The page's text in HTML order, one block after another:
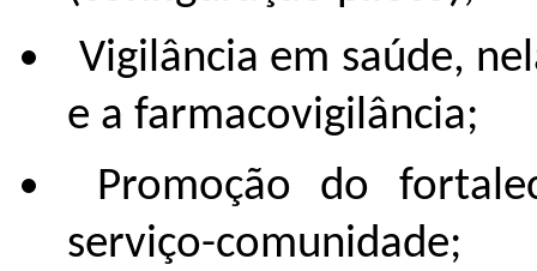
Vigilância em saúde,
e a farmacovigilância;
Promoção do
serviço-comunidade;